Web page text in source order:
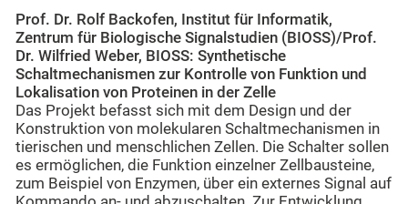
Prof. Dr. Rolf Backofen, Institut für Informatik,
Zentrum für Biologische Signalstudien (BIOSS)/Prof.
Dr. Wilfried Weber, BIOSS: Synthetische
Schaltmechanismen zur Kontrolle von Funktion und
Lokalisation von Proteinen in der Zelle
Das Projekt befasst sich mit dem Design und der
Konstruktion von molekularen Schaltmechanismen in
tierischen und menschlichen Zellen. Die Schalter sollen
es ermöglichen, die Funktion einzelner Zellbausteine,
zum Beispiel von Enzymen, über ein externes Signal auf